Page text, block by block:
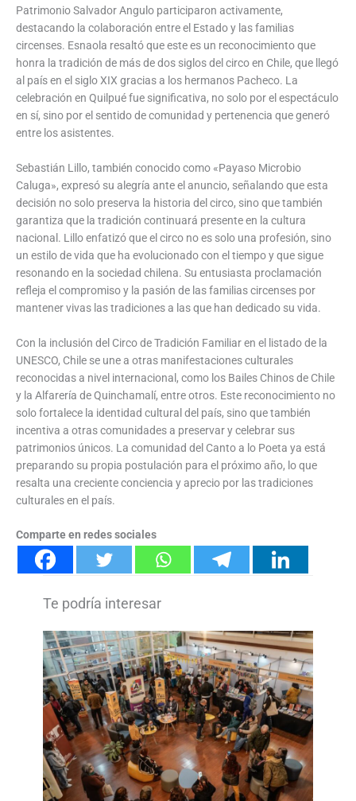
Patrimonio Salvador Angulo participaron activamente,
destacando la colaboración entre el Estado y las familias
circenses. Esnaola resaltó que este es un reconocimiento que
honra la tradición de más de dos siglos del circo en Chile, que llegó
al país en el siglo XIX gracias a los hermanos Pacheco. La
celebración en Quilpué fue significativa, no solo por el espectáculo
en sí, sino por el sentido de comunidad y pertenencia que generó
entre los asistentes.
Sebastián Lillo, también conocido como «Payaso Microbio
Caluga», expresó su alegría ante el anuncio, señalando que esta
decisión no solo preserva la historia del circo, sino que también
garantiza que la tradición continuará presente en la cultura
nacional. Lillo enfatizó que el circo no es solo una profesión, sino
un estilo de vida que ha evolucionado con el tiempo y que sigue
resonando en la sociedad chilena. Su entusiasta proclamación
refleja el compromiso y la pasión de las familias circenses por
mantener vivas las tradiciones a las que han dedicado su vida.
Con la inclusión del Circo de Tradición Familiar en el listado de la
UNESCO, Chile se une a otras manifestaciones culturales
reconocidas a nivel internacional, como los Bailes Chinos de Chile
y la Alfarería de Quinchamalí, entre otros. Este reconocimiento no
solo fortalece la identidad cultural del país, sino que también
incentiva a otras comunidades a preservar y celebrar sus
patrimonios únicos. La comunidad del Canto a lo Poeta ya está
preparando su propia postulación para el próximo año, lo que
resalta una creciente conciencia y aprecio por las tradiciones
culturales en el país.
Comparte en redes sociales